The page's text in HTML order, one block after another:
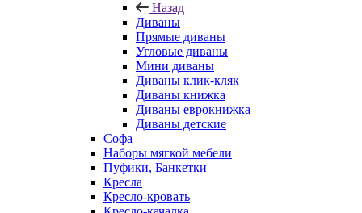
Назад
Диваны
Прямые диваны
Угловые диваны
Мини диваны
Диваны клик-кляк
Диваны книжка
Диваны еврокнижка
Диваны детские
Софа
Наборы мягкой мебели
Пуфики, Банкетки
Кресла
Кресло-кровать